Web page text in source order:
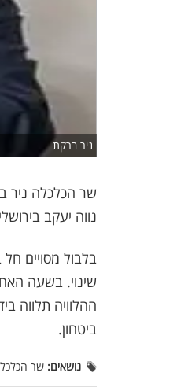
ניר ברקת
שר הכלכלה ניר
נווה יעקב
ההלוויה תלווה
ביטחון.
נושאים: שר